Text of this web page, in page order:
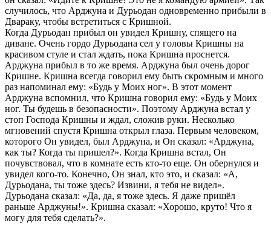
случилось, что Арджуна и Дурьодан одновременно прибыли в
Двараку, чтобы встретиться с Кришной.
Когда Дурьодан прибыл он увидел Кришну, спящего на
диване. Очень гордо Дурьодана сел у головы Кришны на
красивом стуле и стал ждать, пока Кришна проснется.
Арджуна прибыл в то же время. Арджуна был очень дорог
Кришне. Кришна всегда говорил ему быть скромным и много
раз напоминал ему: «Будь у Моих ног». В этот момент
Арджуна вспомнил, что Кришна говорил ему: «Будь у Моих
ног. Ты будешь в безопасности». Поэтому Арджуна встал у
стоп Господа Кришны и ждал, сложив руки. Несколько
мгновений спустя Кришна открыл глаза. Первым человеком,
которого Он увидел, был Арджуна, и Он сказал: «Арджуна,
как ты? Когда ты пришел?». Когда Кришна встал, Он
почувствовал, что в комнате есть кто-то еще. Он обернулся и
увидел кого-то. Конечно, Он знал, кто это, и сказал: «А,
Дурьодана, ты тоже здесь? Извини, я тебя не видел».
Дурьодана сказал: «Да, да, я тоже здесь. Я даже пришёл
раньше Арджуны!». Кришна сказал: «Хорошо, круто! Что я
могу для тебя сделать?».